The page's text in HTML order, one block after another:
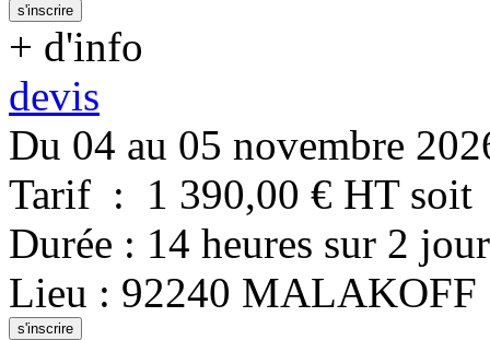
s'inscrire
+ d'info
devis
Du 04 au 05 novembre
Tarif : 1 390,00 € HT soit
Durée : 14 heures sur 2
Lieu : 92240 MALAKOFF
s'inscrire